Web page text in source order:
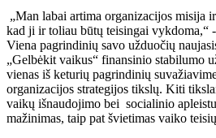
„Man labai artima organizacijos misija
kad ji ir toliau būtų teisingai vykdoma,“
Viena pagrindinių savo užduočių
„Gelbėkit vaikus“ finansinio stabilumo
vienas iš keturių pagrindinių
organizacijos strategijos tikslų. Kiti
vaikų išnaudojimo bei socialinio
mažinimas, taip pat švietimas vaiko